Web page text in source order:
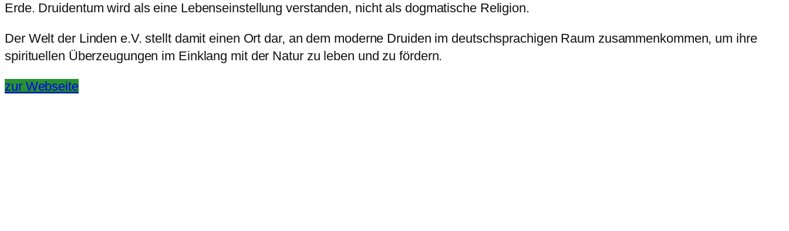
Erde. Druidentum wird als eine Lebenseinstellung verstanden, nicht als dogmatische Religion.
Der Welt der Linden e.V. stellt damit einen Ort dar, an dem moderne Druiden im deutschsprachigen Raum zusammenkommen, um ihre
spirituellen Überzeugungen im Einklang mit der Natur zu leben und zu fördern.
zur Webseite